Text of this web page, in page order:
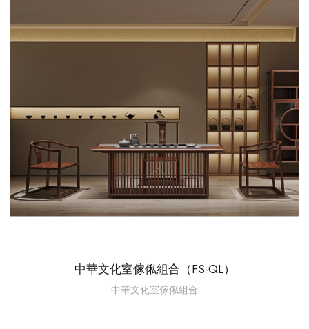
中華文化室傢俬組合（FS-QL）
中華文化室傢俬組合